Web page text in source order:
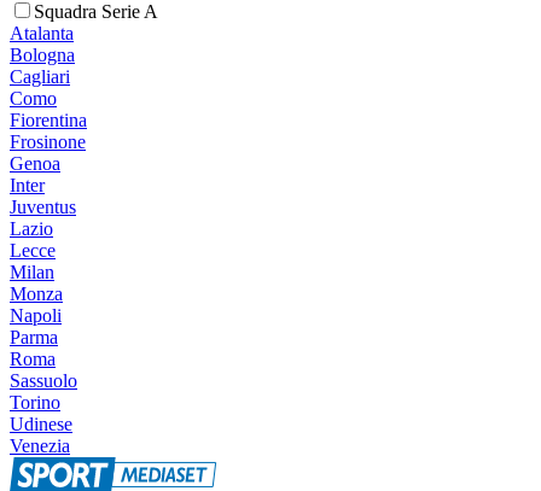
Squadra Serie A
Atalanta
Bologna
Cagliari
Como
Fiorentina
Frosinone
Genoa
Inter
Juventus
Lazio
Lecce
Milan
Monza
Napoli
Parma
Roma
Sassuolo
Torino
Udinese
Venezia